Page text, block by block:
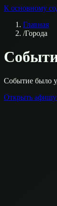
К основному
Главная
/Города
Событие было
Открыть афишу